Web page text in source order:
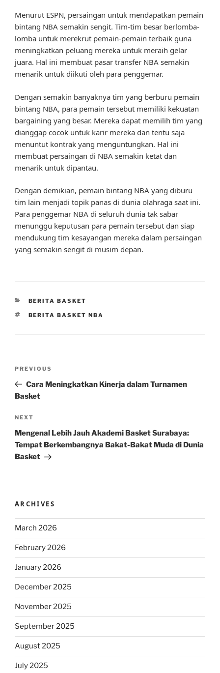
Menurut ESPN, persaingan untuk mendapatkan pemain
bintang NBA semakin sengit. Tim-tim besar berlomba-
lomba untuk merekrut pemain-pemain terbaik guna
meningkatkan peluang mereka untuk meraih gelar
juara. Hal ini membuat pasar transfer NBA semakin
menarik untuk diikuti oleh para penggemar.
Dengan semakin banyaknya tim yang berburu pemain
bintang NBA, para pemain tersebut memiliki kekuatan
bargaining yang besar. Mereka dapat memilih tim yang
dianggap cocok untuk karir mereka dan tentu saja
menuntut kontrak yang menguntungkan. Hal ini
membuat persaingan di NBA semakin ketat dan
menarik untuk dipantau.
Dengan demikian, pemain bintang NBA yang diburu
tim lain menjadi topik panas di dunia olahraga saat ini.
Para penggemar NBA di seluruh dunia tak sabar
menunggu keputusan para pemain tersebut dan siap
mendukung tim kesayangan mereka dalam persaingan
yang semakin sengit di musim depan.
CATEGORIES
BERITA BASKET
TAGS
BERITA BASKET NBA
Previous
Post
PREVIOUS
Cara Meningkatkan Kinerja dalam Turnamen
Basket
Next
Post
NEXT
Mengenal Lebih Jauh Akademi Basket Surabaya:
Tempat Berkembangnya Bakat-Bakat Muda di Dunia
Basket
ARCHIVES
March 2026
February 2026
January 2026
December 2025
November 2025
September 2025
August 2025
July 2025